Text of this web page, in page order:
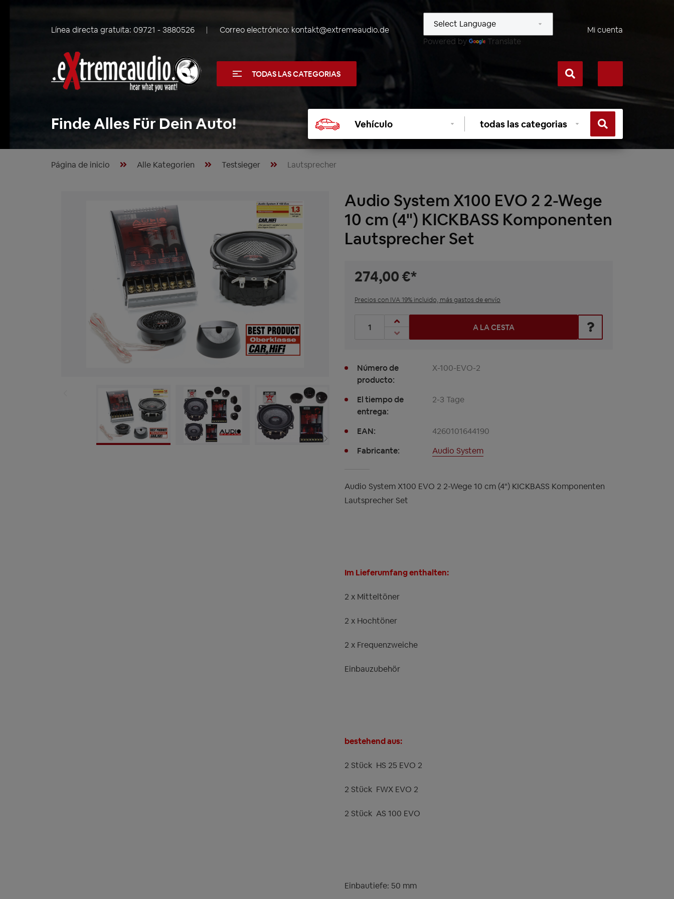
Línea directa gratuita: 09721 - 3880526 Correo electrónico: kontakt@extremeaudio.de
Powered by
Translate
Mi cuenta
TODAS LAS CATEGORIAS
Finde Alles Für Dein Auto!
vehículo
Seleccionar
categoría
Página de inicio Alle Kategorien Testsieger Lautsprecher
Audio System X100 EVO 2 2-Wege
10 cm (4") KICKBASS Komponenten
Lautsprecher Set
274,00 €*
Precios con IVA 19% incluido, más gastos de envío
Cantidad de productos: Introduce el valor deseado o utiliza los botones para aumentar
A LA CESTA
Número de
producto:
X-100-EVO-2
El tiempo de
entrega:
2-3 Tage
EAN:
4260101644190
Fabricante:
Audio System
Audio System X100 EVO 2 2-Wege 10 cm (4") KICKBASS Komponenten
Lautsprecher Set
Im Lieferumfang enthalten:
2 x Mitteltöner
2 x Hochtöner
2 x Frequenzweiche
Einbauzubehör
bestehend aus:
2 Stück HS 25 EVO 2
2 Stück FWX EVO 2
2 Stück AS 100 EVO
Einbautiefe: 50 mm